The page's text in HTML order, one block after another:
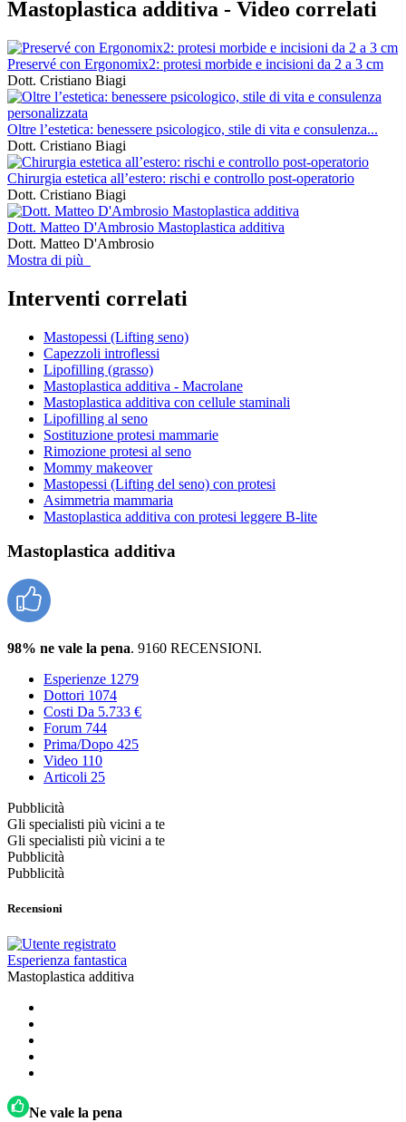
Mastoplastica additiva - Video correlati
Preservé con Ergonomix2: protesi morbide e incisioni da 2 a 3 cm
Dott. Cristiano Biagi
Oltre l’estetica: benessere psicologico, stile di vita e consulenza...
Dott. Cristiano Biagi
Chirurgia estetica all’estero: rischi e controllo post-operatorio
Dott. Cristiano Biagi
Dott. Matteo D'Ambrosio Mastoplastica additiva
Dott. Matteo D'Ambrosio
Mostra di più
Interventi correlati
Mastopessi (Lifting seno)
Capezzoli introflessi
Lipofilling (grasso)
Mastoplastica additiva - Macrolane
Mastoplastica additiva con cellule staminali
Lipofilling al seno
Sostituzione protesi mammarie
Rimozione protesi al seno
Mommy makeover
Mastopessi (Lifting del seno) con protesi
Asimmetria mammaria
Mastoplastica additiva con protesi leggere B-lite
Mastoplastica additiva
98% ne vale la pena. 9160 RECENSIONI.
Esperienze 1279
Dottori 1074
Costi Da 5.733 €
Forum 744
Prima/Dopo 425
Video 110
Articoli 25
Pubblicità
Gli specialisti più vicini a te
Gli specialisti più vicini a te
Pubblicità
Pubblicità
Recensioni
Esperienza fantastica
Mastoplastica additiva
Ne vale la pena